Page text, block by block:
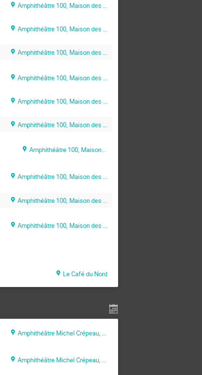
Amphithéâtre 100, Maison des Sciences de l’Ingénieur (MSI)
Amphithéâtre 100, Maison des Sciences de l’Ingénieur (MSI)
Amphithéâtre 100, Maison des Sciences de l’Ingénieur (MSI)
Amphithéâtre 100, Maison des Sciences de l’Ingénieur (MSI)
Amphithéâtre 100, Maison des Sciences de l’Ingénieur (MSI)
Amphithéâtre 100, Maison des Sciences de l’Ingénieur (MSI)
Amphithéâtre 100, Maison des Sciences de l’Ingénieur (MSI)
Amphithéâtre 100, Maison des Sciences de l’Ingénieur (MSI)
Amphithéâtre 100, Maison des Sciences de l’Ingénieur (MSI)
Amphithéâtre 100, Maison des Sciences de l’Ingénieur (MSI)
Le Café du Nord
Amphithéâtre Michel Crépeau, Pôle Communication (La Rochelle )
Amphithéâtre Michel Crépeau, Pôle Communication